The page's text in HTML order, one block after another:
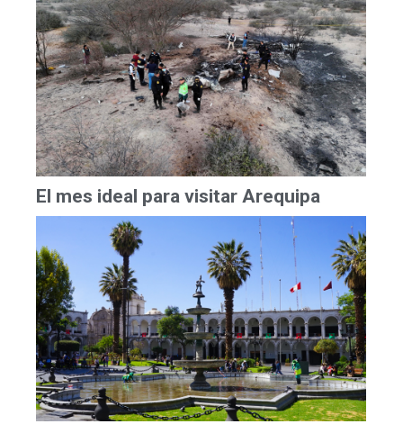
El mes ideal para visitar Arequipa